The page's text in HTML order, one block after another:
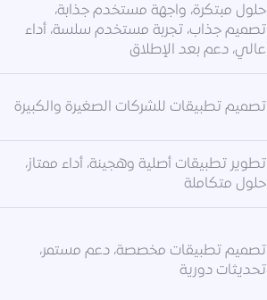
حلول مبتكرة، واجهة مستخدم جذابة،
تصميم جذاب، تجربة مستخدم سلسة، أداء
عالي، دعم بعد الإطلاق
تصميم تطبيقات للشركات الصغيرة والكبيرة
تطوير تطبيقات أصلية وهجينة، أداء ممتاز،
حلول متكاملة
تصميم تطبيقات مخصصة، دعم مستمر،
تحديثات دورية